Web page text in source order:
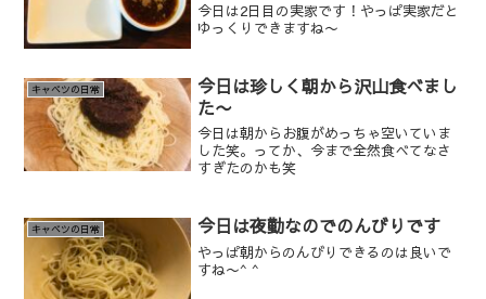
今日は2日目の実家です！やっぱ実家だと
ゆっくりできますね〜
キャベツの日常
今日は珍しく朝から沢山食べまし
た〜
今日は朝からお腹がめっちゃ空いていま
した笑。ってか、今まで全然食べてなさ
すぎたのかも笑
キャベツの日常 今日は夜勤なのでのんびりです
やっぱ朝からのんびりできるのは良いで
すね〜^ ^